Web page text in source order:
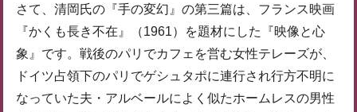
さて、清岡氏の『手の変幻』の第三篇は、フランス映画
『かくも長き不在』（1961）を題材にした『映像と心
象』です。戦後のパリでカフェを営む女性テレーズが、
ドイツ占領下のパリでゲシュタポに連行され行方不明に
なっていた夫・アルベールによく似たホームレスの男性